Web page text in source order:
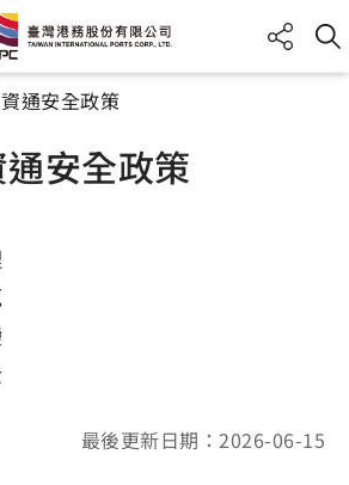
資通安全政策
安全政策
最後更新日期：2026-06-15